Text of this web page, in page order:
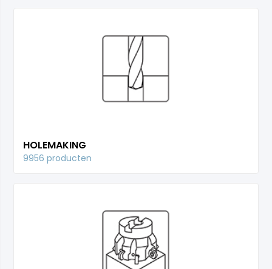
HOLEMAKING
9956 producten